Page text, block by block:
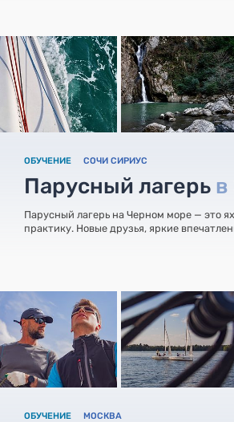
ОБУЧЕНИЕ СОЧИ СИРИУС
Парусный лагерь
Парусный лагерь на Черном море — это
практику. Новые друзья, яркие
ОБУЧЕНИЕ МОСКВА